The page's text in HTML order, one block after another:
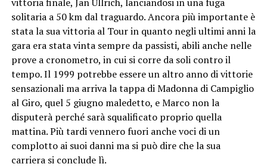
solitaria a 50 km dal traguardo. Ancora più importante è
stata la sua vittoria al Tour in quanto negli ultimi anni la
gara era stata vinta sempre da passisti, abili anche nelle
prove a cronometro, in cui si corre da soli contro il
tempo. Il 1999 potrebbe essere un altro anno di vittorie
sensazionali ma arriva la tappa di Madonna di Campiglio
al Giro, quel 5 giugno maledetto, e Marco non la
disputerà perché sarà squalificato proprio quella
mattina. Più tardi vennero fuori anche voci di un
complotto ai suoi danni ma si può dire che la sua
carriera si conclude lì.